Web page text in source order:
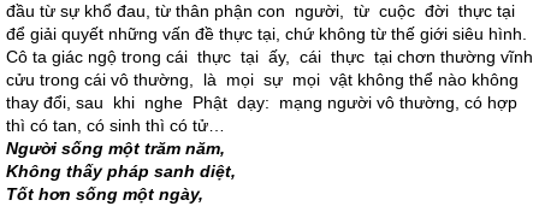
đầu từ sự khổ đau, từ thân phận con người, từ cuộc đời thực tại
để giải quyết những vấn đề thực tại, chứ không từ thế giới siêu hình.
Cô ta giác ngộ trong cái thực tại ấy, cái thực tại chơn thường vĩnh
cửu trong cái vô thường, là mọi sự mọi vật không thể nào không
thay đổi, sau khi nghe Phật dạy: mạng người vô thường, có hợp
thì có tan, có sinh thì có tử…
Người sống một trăm năm,
Không thấy pháp sanh diệt,
Tốt hơn sống một ngày,